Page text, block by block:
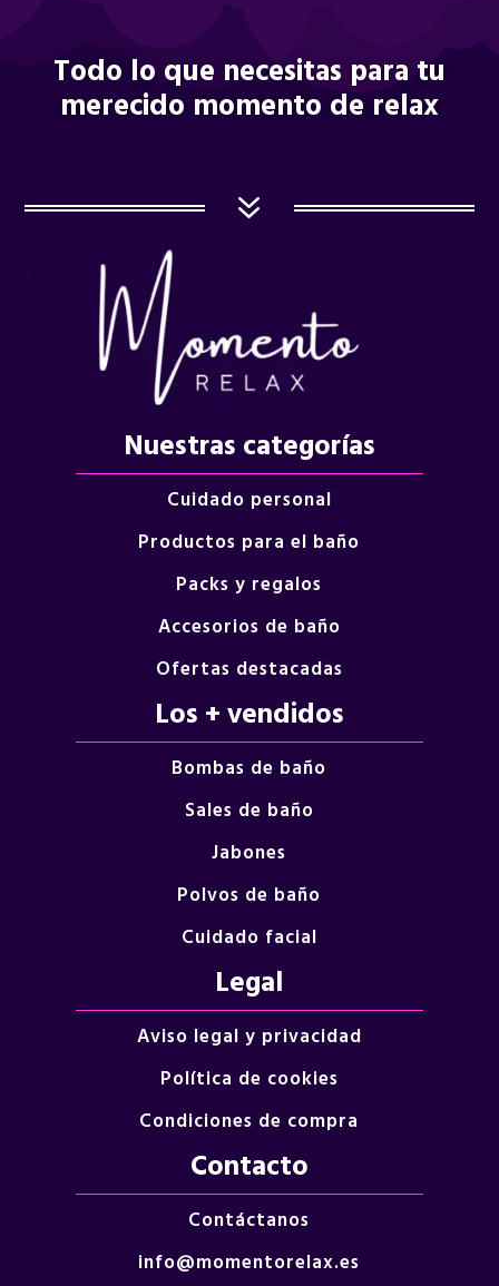
Todo lo que necesitas para tu
merecido momento de relax
7
Nuestras categorías
Cuidado personal
Productos para el baño
Packs y regalos
Accesorios de baño
Ofertas destacadas
Los + vendidos
Bombas de baño
Sales de baño
Jabones
Polvos de baño
Cuidado facial
Legal
Aviso legal y privacidad
Política de cookies
Condiciones de compra
Contacto
Contáctanos
info@momentorelax.es